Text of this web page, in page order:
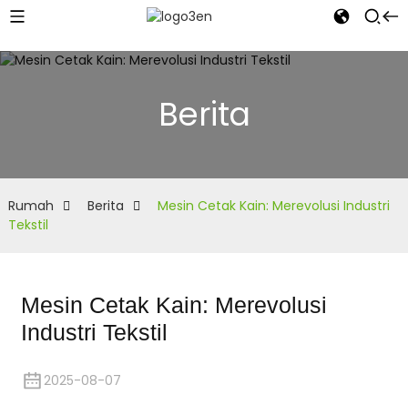
Berita
Rumah Berita
Mesin Cetak Kain: Merevolusi Industri
Tekstil
Mesin Cetak Kain: Merevolusi
Industri Tekstil
2025-08-07